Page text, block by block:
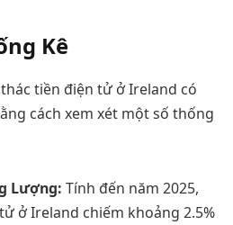
Kê
tiền điện tử ở Ireland có
cách xem xét một số thống
Lượng: Tính đến năm 2025,
ở Ireland chiếm khoảng 2.5%